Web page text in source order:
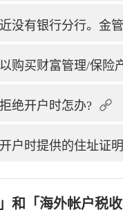
没有银行分行。金
购买财富管理/保险
绝开户时怎办?
户时提供的住址证
和「海外帐户税收